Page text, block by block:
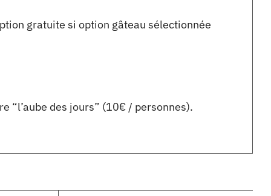
gratuite si option gâteau sélectionnée
“l’aube des jours” (10€ / personnes).